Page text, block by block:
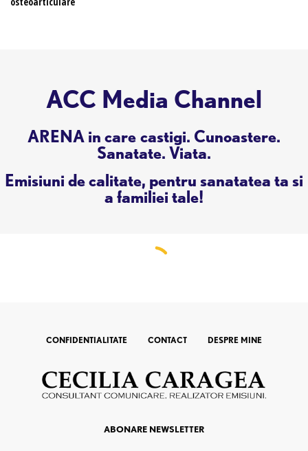
ACC Media Channel
ARENA in care castigi. Cunoastere.
Sanatate. Viata.
Emisiuni de calitate, pentru sanatatea ta si
a familiei tale!
CONFIDENTIALITATE CONTACT DESPRE MINE
ABONARE NEWSLETTER